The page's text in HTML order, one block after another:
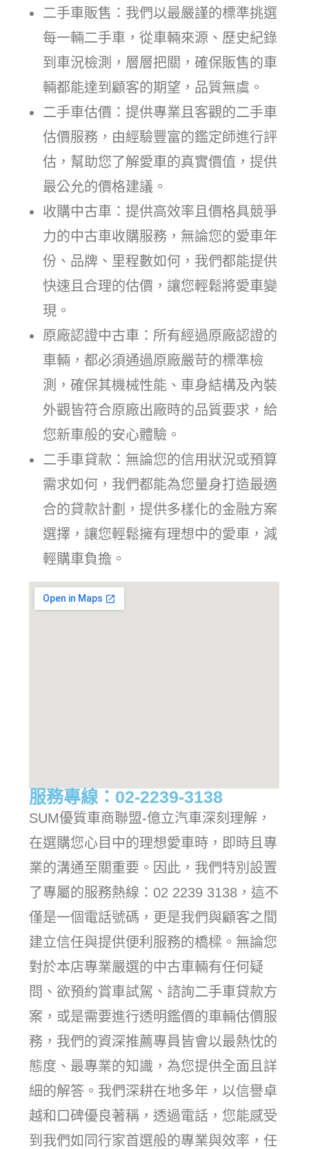
二手車販售：我們以最嚴謹的標準挑選
每一輛二手車，從車輛來源、歷史紀錄
到車況檢測，層層把關，確保販售的車
輛都能達到顧客的期望，品質無虞。
二手車估價：提供專業且客觀的二手車
估價服務，由經驗豐富的鑑定師進行評
估，幫助您了解愛車的真實價值，提供
最公允的價格建議。
收購中古車：提供高效率且價格具競爭
力的中古車收購服務，無論您的愛車年
份、品牌、里程數如何，我們都能提供
快速且合理的估價，讓您輕鬆將愛車變
現。
原廠認證中古車：所有經過原廠認證的
車輛，都必須通過原廠嚴苛的標準檢
測，確保其機械性能、車身結構及內裝
外觀皆符合原廠出廠時的品質要求，給
您新車般的安心體驗。
二手車貸款：無論您的信用狀況或預算
需求如何，我們都能為您量身打造最適
合的貸款計劃，提供多樣化的金融方案
選擇，讓您輕鬆擁有理想中的愛車，減
輕購車負擔。
服務專線：02-2239-3138
SUM優質車商聯盟-億立汽車深刻理解，
在選購您心目中的理想愛車時，即時且專
業的溝通至關重要。因此，我們特別設置
了專屬的服務熱線：02 2239 3138，這不
僅是一個電話號碼，更是我們與顧客之間
建立信任與提供便利服務的橋樑。無論您
對於本店專業嚴選的中古車輛有任何疑
問、欲預約賞車試駕、諮詢二手車貸款方
案，或是需要進行透明鑑價的車輛估價服
務，我們的資深推薦專員皆會以最熱忱的
態度、最專業的知識，為您提供全面且詳
細的解答。我們深耕在地多年，以信譽卓
越和口碑優良著稱，透過電話，您能感受
到我們如同行家首選般的專業與效率，任